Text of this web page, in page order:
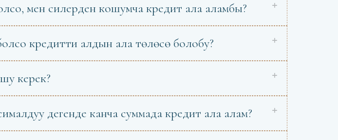
мен силерден кошумча кредит ала аламбы?
кредитти алдын ала төлөсө болобу?
керек?
дегенде канча суммада кредит ала алам?